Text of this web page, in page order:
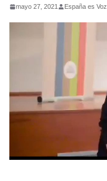
mayo 27, 2021 España es Voz